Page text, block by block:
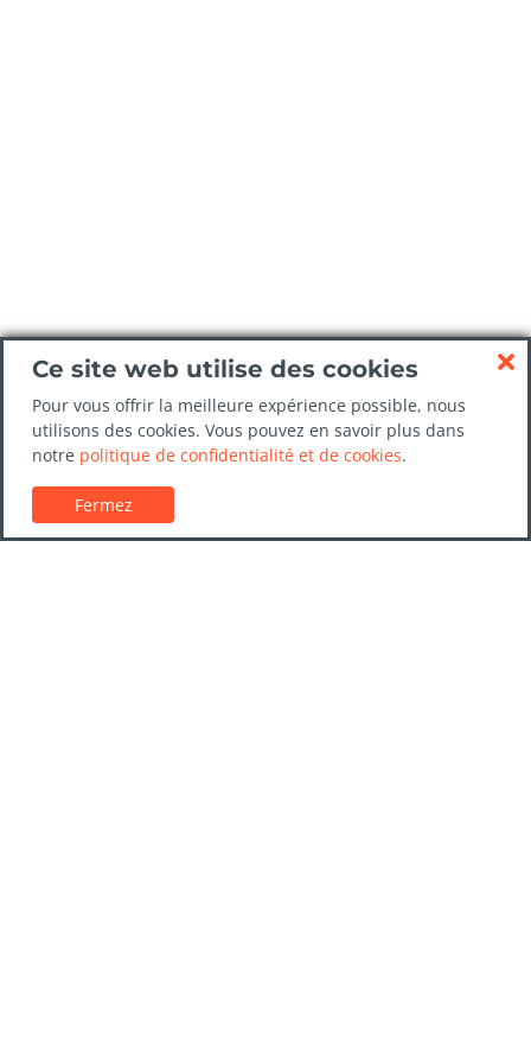
Ce site web utilise des cookies
Pour vous offrir la meilleure expérience possible, nous
utilisons des cookies. Vous pouvez en savoir plus dans
notre politique de confidentialité et de cookies.
Fermez